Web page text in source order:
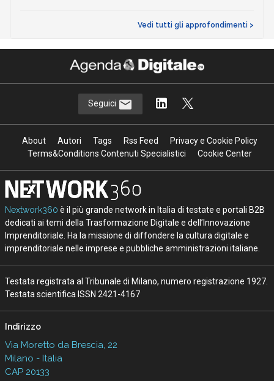
Vedi tutti gli approfondimenti >
Seguici
About Autori Tags Rss Feed
Privacy e Cookie Policy
Terms&Conditions Contenuti Specialistici
Cookie Center
Nextwork360 è il più grande network in Italia di testate e portali B2B
dedicati ai temi della Trasformazione Digitale e dell’Innovazione
Imprenditoriale. Ha la missione di diffondere la cultura digitale e
imprenditoriale nelle imprese e pubbliche amministrazioni italiane.
Testata registrata al Tribunale di Milano, numero registrazione 1927.
Testata scientifica ISSN 2421-4167
Indirizzo
Via Moretto da Brescia, 22
Milano - Italia
CAP 20133